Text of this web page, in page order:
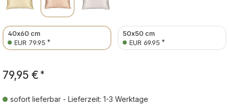
40x60 cm
EUR 79.95 *
50x50 cm
EUR 69.95 *
79,95 € *
sofort lieferbar - Lieferzeit: 1-3 Werktage